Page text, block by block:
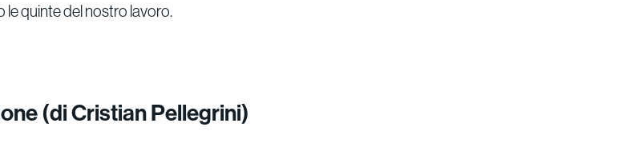
quinte del nostro lavoro.
(di Cristian Pellegrini)